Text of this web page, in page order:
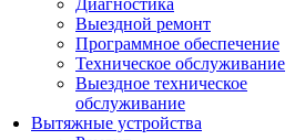
Диагностика
Выездной ремонт
Программное обеспечение
Техническое обслуживание
Выездное техническое
обслуживание
Вытяжные устройства